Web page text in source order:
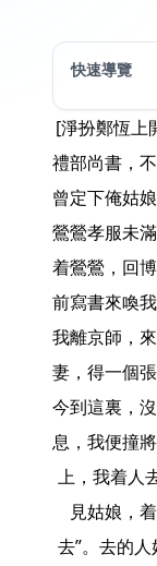
快速導覽
[淨扮鄭恆上
禮部尚書，
曾定下俺姑
鶯鶯孝服未
着鶯鶯，回
前寫書來喚
我離京師，
妻，得一個
今到這裏，
息，我便撞
上，我着人
見姑娘，
去”。去的